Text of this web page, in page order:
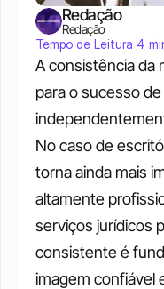
A consistência da
para o sucesso
No caso de
torna ainda mais
altamente
serviços jurídicos
consistente é
imagem confiável
Redação
Redação
Tempo de Leitura 4